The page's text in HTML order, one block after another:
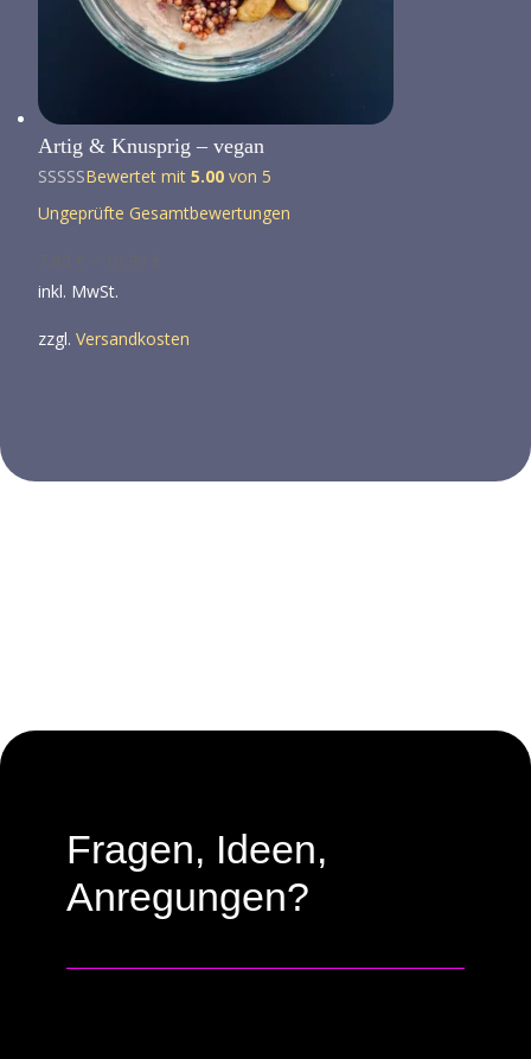
Artig & Knusprig – vegan
Bewertet mit 5.00von 5
Ungeprüfte Gesamtbewertungen
inkl. MwSt.
zzgl. Versandkosten
Fragen, Ideen,
Anregungen?